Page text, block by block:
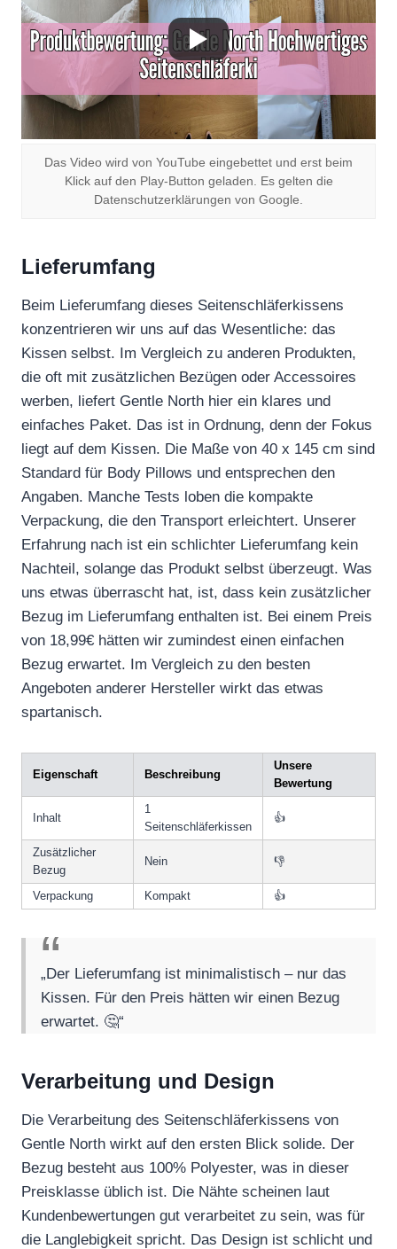
Das Video wird von YouTube eingebettet und erst beim
Klick auf den Play-Button geladen. Es gelten die
Datenschutzerklärungen von Google.
Lieferumfang
Beim Lieferumfang dieses Seitenschläferkissens
konzentrieren wir uns auf das Wesentliche: das
Kissen selbst. Im Vergleich zu anderen Produkten,
die oft mit zusätzlichen Bezügen oder Accessoires
werben, liefert Gentle North hier ein klares und
einfaches Paket. Das ist in Ordnung, denn der Fokus
liegt auf dem Kissen. Die Maße von 40 x 145 cm sind
Standard für Body Pillows und entsprechen den
Angaben. Manche Tests loben die kompakte
Verpackung, die den Transport erleichtert. Unserer
Erfahrung nach ist ein schlichter Lieferumfang kein
Nachteil, solange das Produkt selbst überzeugt. Was
uns etwas überrascht hat, ist, dass kein zusätzlicher
Bezug im Lieferumfang enthalten ist. Bei einem Preis
von 18,99€ hätten wir zumindest einen einfachen
Bezug erwartet. Im Vergleich zu den besten
Angeboten anderer Hersteller wirkt das etwas
spartanisch.
Eigenschaft Beschreibung
Unsere
Bewertung
Inhalt
1
Seitenschläferkissen
👍
Zusätzlicher
Bezug
Nein 👎
Verpackung Kompakt 👍
„Der Lieferumfang ist minimalistisch – nur das
Kissen. Für den Preis hätten wir einen Bezug
erwartet. 🤔“
Verarbeitung und Design
Die Verarbeitung des Seitenschläferkissens von
Gentle North wirkt auf den ersten Blick solide. Der
Bezug besteht aus 100% Polyester, was in dieser
Preisklasse üblich ist. Die Nähte scheinen laut
Kundenbewertungen gut verarbeitet zu sein, was für
die Langlebigkeit spricht. Das Design ist schlicht und